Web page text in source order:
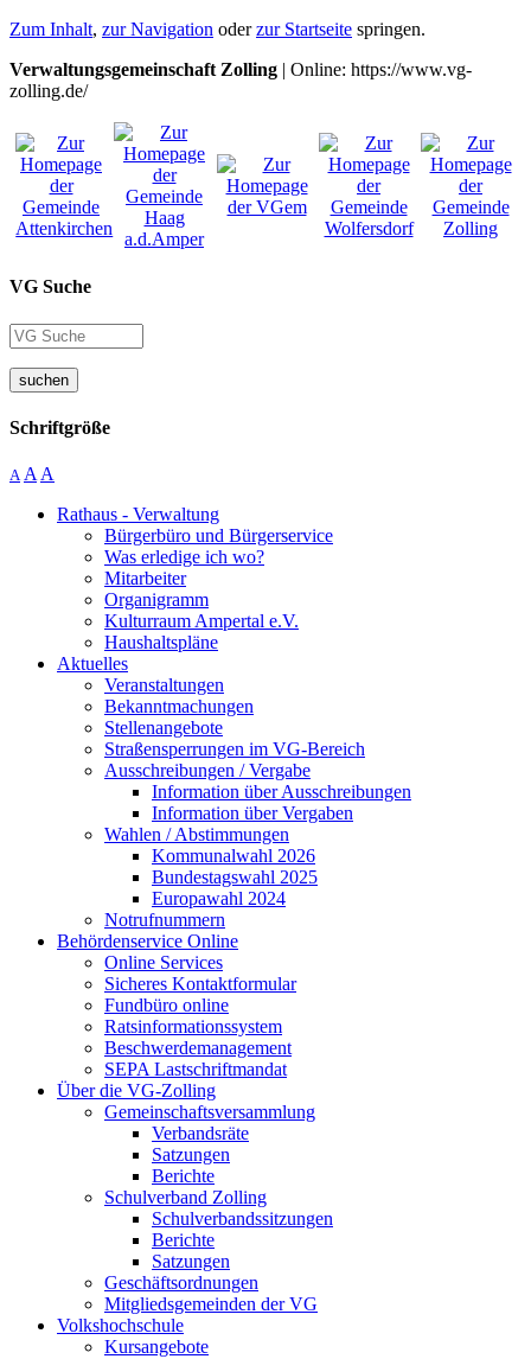
Zum Inhalt, zur Navigation oderzur Startseite springen.
Verwaltungsgemeinschaft Zolling | Online: https://www.vg-
zolling.de/
VG Suche
suchen
Schriftgröße
A A A
Rathaus - Verwaltung
Bürgerbüro und Bürgerservice
Was erledige ich wo?
Mitarbeiter
Organigramm
Kulturraum Ampertal e.V.
Haushaltspläne
Aktuelles
Veranstaltungen
Bekanntmachungen
Stellenangebote
Straßensperrungen im VG-Bereich
Ausschreibungen / Vergabe
Information über Ausschreibungen
Information über Vergaben
Wahlen / Abstimmungen
Kommunalwahl 2026
Bundestagswahl 2025
Europawahl 2024
Notrufnummern
Behördenservice Online
Online Services
Sicheres Kontaktformular
Fundbüro online
Ratsinformationssystem
Beschwerdemanagement
SEPA Lastschriftmandat
Über die VG-Zolling
Gemeinschaftsversammlung
Verbandsräte
Satzungen
Berichte
Schulverband Zolling
Schulverbandssitzungen
Berichte
Satzungen
Geschäftsordnungen
Mitgliedsgemeinden der VG
Volkshochschule
Kursangebote